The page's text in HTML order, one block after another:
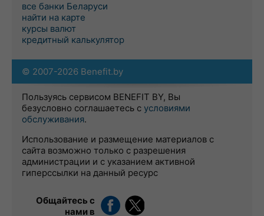
все банки Беларуси
найти на карте
курсы валют
кредитный калькулятор
© 2007-2026 Benefit.by
Пользуясь сервисом BENEFIT BY, Вы
безусловно соглашаетесь с условиями
обслуживания.
Использование и размещение материалов с
сайта возможно только с разрешения
администрации и с указанием активной
гиперссылки на данный ресурс
Общайтесь с
нами в